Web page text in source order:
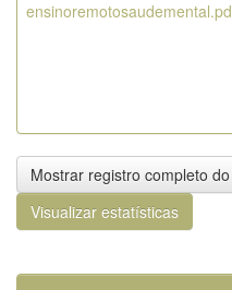
Mostrar registro completo
Visualizar estatísticas